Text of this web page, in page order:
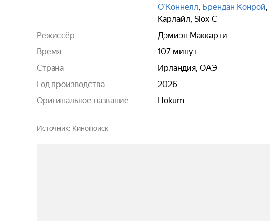
О’Коннелл, Брендан Конрой,
Карлайл, Siox C
Режиссёр
Дэмиэн Маккарти
Время
107 минут
Страна
Ирландия, ОАЭ
Год производства
2026
Оригинальное название
Hokum
Источник Кинопоиск